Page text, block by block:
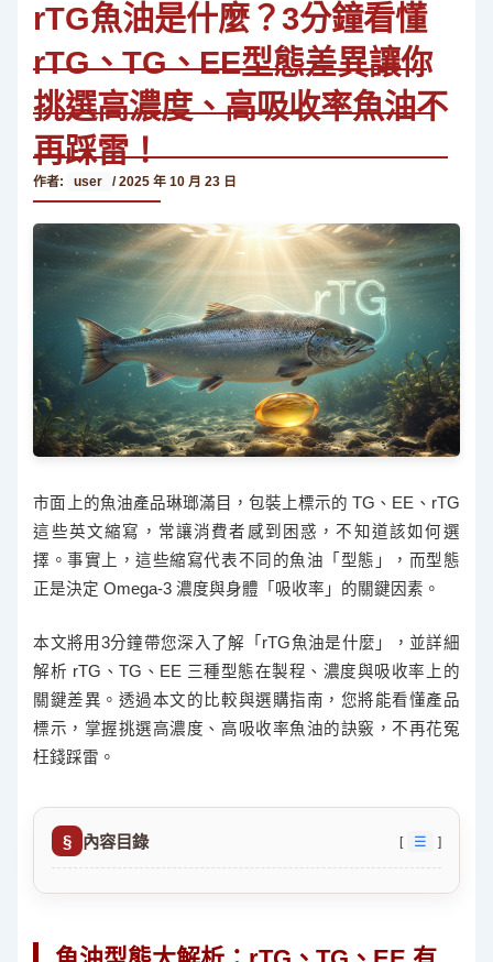
rTG魚油是什麼？3分鐘看懂
rTG、TG、EE型態差異讓你
挑選高濃度、高吸收率魚油不
再踩雷！
作者: user /2025 年 10 月 23 日
市面上的魚油產品琳瑯滿目，包裝上標示的 TG、EE、rTG
這些英文縮寫，常讓消費者感到困惑，不知道該如何選
擇。事實上，這些縮寫代表不同的魚油「型態」，而型態
正是決定 Omega-3 濃度與身體「吸收率」的關鍵因素。
本文將用3分鐘帶您深入了解「rTG魚油是什麼」，並詳細
解析 rTG、TG、EE 三種型態在製程、濃度與吸收率上的
關鍵差異。透過本文的比較與選購指南，您將能看懂產品
標示，掌握挑選高濃度、高吸收率魚油的訣竅，不再花冤
枉錢踩雷。
內容目錄 ☰